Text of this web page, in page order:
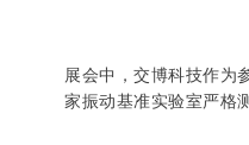
展会中，交博科技作为
家振动基准实验室严格